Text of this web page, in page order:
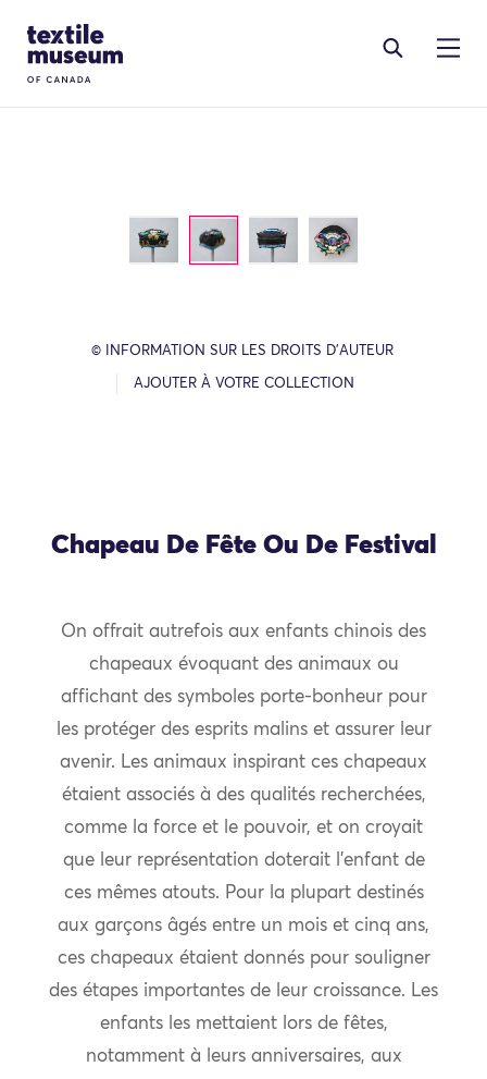
Site Logo
© INFORMATION SUR LES DROITS D’AUTEUR
AJOUTER À VOTRE COLLECTION
Chapeau De Fête Ou De Festival
On offrait autrefois aux enfants chinois des
chapeaux évoquant des animaux ou
affichant des symboles porte-bonheur pour
les protéger des esprits malins et assurer leur
avenir. Les animaux inspirant ces chapeaux
étaient associés à des qualités recherchées,
comme la force et le pouvoir, et on croyait
que leur représentation doterait l’enfant de
ces mêmes atouts. Pour la plupart destinés
aux garçons âgés entre un mois et cinq ans,
ces chapeaux étaient donnés pour souligner
des étapes importantes de leur croissance. Les
enfants les mettaient lors de fêtes,
notamment à leurs anniversaires, aux